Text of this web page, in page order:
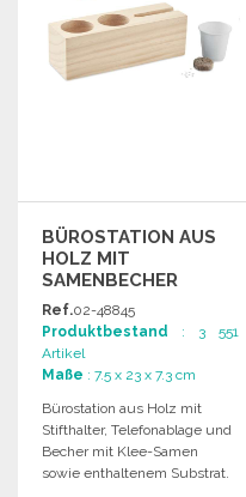
BÜROSTATION AUS
HOLZ MIT
SAMENBECHER
Ref.02-48845
Produktbestand : 3 551
Artikel
Maße : 7.5 x 23 x 7.3 cm
Bürostation aus Holz mit
Stifthalter, Telefonablage und
Becher mit Klee-Samen
sowie enthaltenem Substrat.